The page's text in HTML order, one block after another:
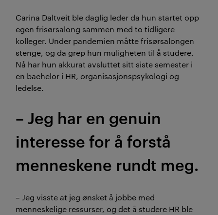
Carina Daltveit ble daglig leder da hun startet opp
egen frisørsalong sammen med to tidligere
kolleger. Under pandemien måtte frisørsalongen
stenge, og da grep hun muligheten til å studere.
Nå har hun akkurat avsluttet sitt siste semester i
en bachelor i HR, organisasjonspsykologi og
ledelse.
– Jeg har en genuin
interesse for å forstå
menneskene rundt meg.
– Jeg visste at jeg ønsket å jobbe med
menneskelige ressurser, og det å studere HR ble